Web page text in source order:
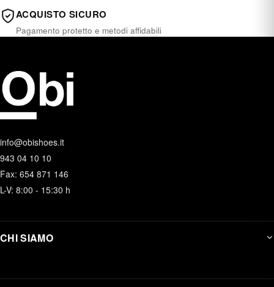
ACQUISTO SICURO
Pagamento protetto e metodi affidabili
info@obishoes.it
943 04 10 10
Fax: 654 871 146
L-V: 8:00 - 15:30 h
CHI SIAMO